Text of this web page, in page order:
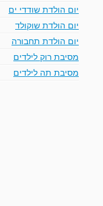
יום הולדת שודדי ים
יום הולדת שוקולד
יום הולדת תחבורה
מסיבת רוק לילדים
מסיבת תה לילדים